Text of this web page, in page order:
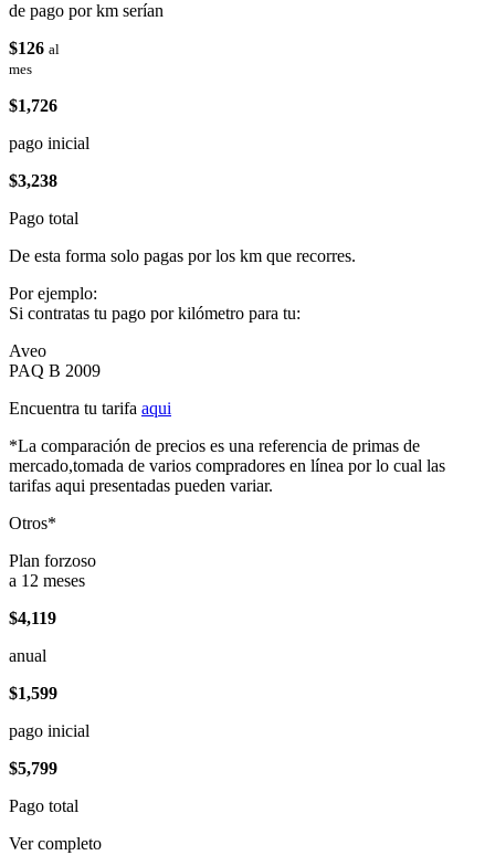
de pago por km serían
$126 al
mes
$1,726
pago inicial
$3,238
Pago total
De esta forma solo pagas por los km que recorres.
Por ejemplo:
Si contratas tu pago por kilómetro para tu:
Aveo
PAQ B 2009
Encuentra tu tarifa aqui
*La comparación de precios es una referencia de primas de
mercado,tomada de varios compradores en línea por lo cual las
tarifas aqui presentadas pueden variar.
Otros*
Plan forzoso
a 12 meses
$4,119
anual
$1,599
pago inicial
$5,799
Pago total
Ver completo